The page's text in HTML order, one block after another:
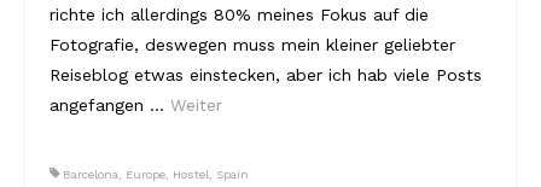
Thailand
Vietnam
Africa
Marokko
richte ich allerdings 80% meines Fokus auf die
Fotografie, deswegen muss mein kleiner geliebter
Reiseblog etwas einstecken, aber ich hab viele Posts
angefangen … Weiter
Barcelona Europe Hostel Spain